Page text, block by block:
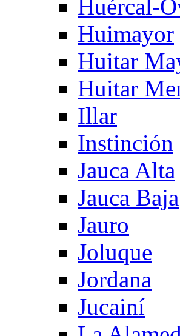
Huércal-
Huimayor
Huitar
Huitar
Illar
Instinción
Jauca Alta
Jauca Baja
Jauro
Joluque
Jordana
Jucainí